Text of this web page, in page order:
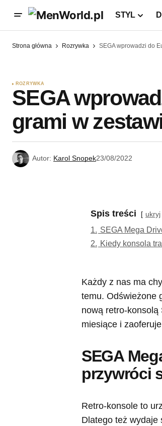
STYL
Strona główna Rozrywka SEGA wprowadzi do
ROZRYWKA
SEGA
grami w
Autor: Karol Snopek23/08/2022
Spis treści ukryj
1. SEGA Mega
2. Kiedy konsola
Każdy z nas ma
temu. Odświeżone
nową retro-
miesiące i
SEGA
przywróci
Retro-konsole to
Dlatego też wydaje